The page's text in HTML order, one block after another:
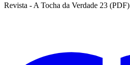
Revista - A Tocha da Verdade 23 (PDF)